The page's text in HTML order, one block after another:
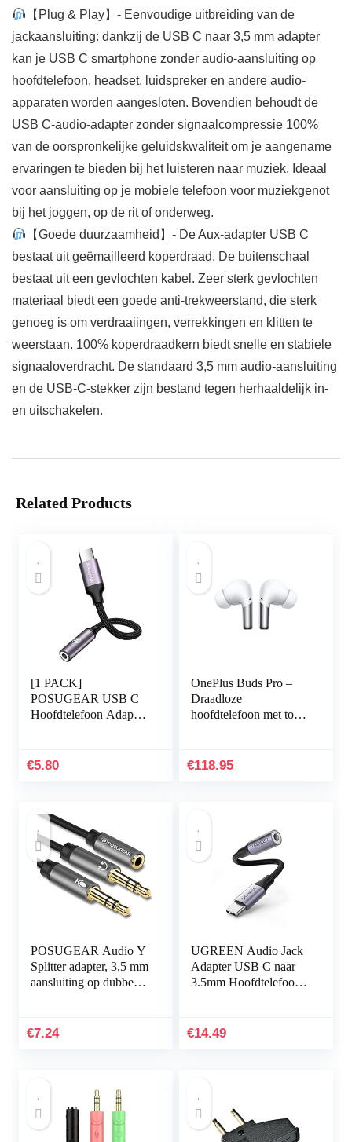
【Plug & Play】- Eenvoudige uitbreiding van de
jackaansluiting: dankzij de USB C naar 3,5 mm adapter
kan je USB C smartphone zonder audio-aansluiting op
hoofdtelefoon, headset, luidspreker en andere audio-
apparaten worden aangesloten. Bovendien behoudt de
USB C-audio-adapter zonder signaalcompressie 100%
van de oorspronkelijke geluidskwaliteit om je aangename
ervaringen te bieden bij het luisteren naar muziek. Ideaal
voor aansluiting op je mobiele telefoon voor muziekgenot
bij het joggen, op de rit of onderweg.
【Goede duurzaamheid】- De Aux-adapter USB C
bestaat uit geëmailleerd koperdraad. De buitenschaal
bestaat uit een gevlochten kabel. Zeer sterk gevlochten
materiaal biedt een goede anti-trekweerstand, die sterk
genoeg is om verdraaiingen, verrekkingen en klitten te
weerstaan. 100% koperdraadkern biedt snelle en stabiele
signaaloverdracht. De standaard 3,5 mm audio-aansluiting
en de USB-C-stekker zijn bestand tegen herhaaldelijk in-
en uitschakelen.
Related Products
[1 PACK]
POSUGEAR USB C
Hoofdtelefoon Adapte,
3.5mm Adapter met
€5.80
OnePlus Buds Pro –
Draadloze
hoofdtelefoon met tot
Cancellation –
€118.95
POSUGEAR Audio Y
Splitter adapter, 3,5 mm
aansluiting op dubbele
splitter kabel…
€7.24
UGREEN Audio Jack
Adapter USB C naar
3.5mm Hoofdtelefoon
Galaxy S22/ S21/
€14.49